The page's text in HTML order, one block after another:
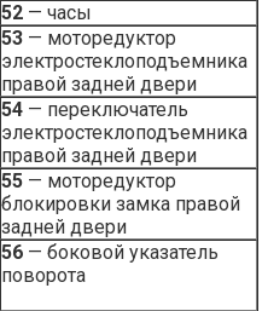
52 — часы
53 — моторедуктор
электростеклоподъемника
правой задней двери
54 — переключатель
электростеклоподъемника
правой задней двери
55 — моторедуктор
блокировки замка правой
задней двери
56 — боковой указатель
поворота